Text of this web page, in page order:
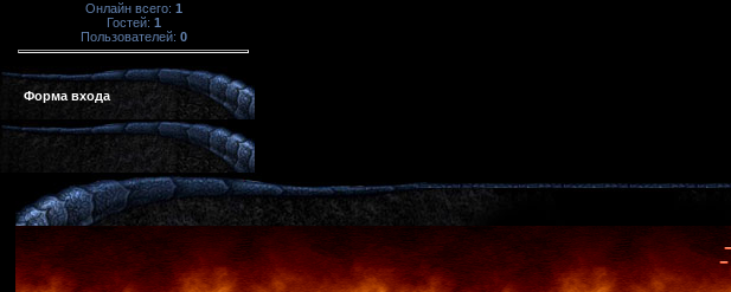
Онлайн всего: 1
Гостей: 1
Пользователей: 0
Форма входа